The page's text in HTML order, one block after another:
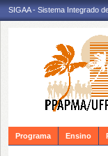
SIGAA - Sistema Integrado
Programa Ensino